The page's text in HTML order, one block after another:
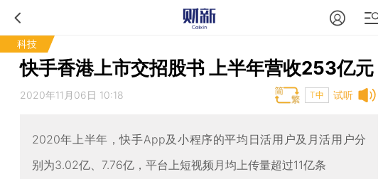
科技
快手香港上市交招股书 上半年营收253亿元
试听
2020年11月06日 10:18 T中
2020年上半年，快手App及小程序的平均日活用户及月活用户分
别为3.02亿、7.76亿，平台上短视频月均上传量超过11亿条